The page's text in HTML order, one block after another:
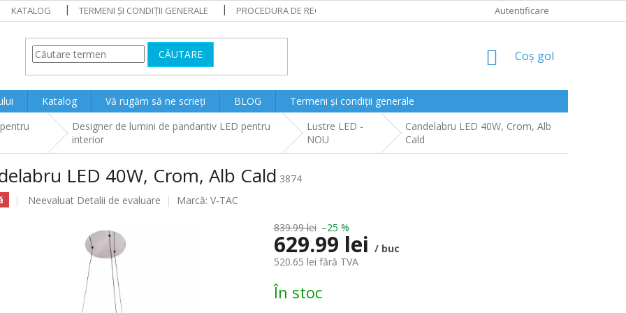
KATALOG TERMENI ȘI CONDIȚII GENERALE PROCEDURA DE RECLAMAȚII Autentificare
CĂUTARE
COŞ
CUMPĂRĂTURI
Coş gol
Katalog Vă rugăm să ne scrieți BLOG Termeni și condiții generale
Designer de lumini de pandantiv LED pentru
interior
Lustre LED -
NOU
Candelabru LED 40W, Crom, Alb
Cald
LED 40W, Crom, Alb Cald 3874
Evaluarea
Neevaluat Detalii de evaluare Marcă: V-TAC
839.99 lei –25 %
629.99 lei / buc
520.65 lei fără TVA
Evaluare
preţ:
În stoc